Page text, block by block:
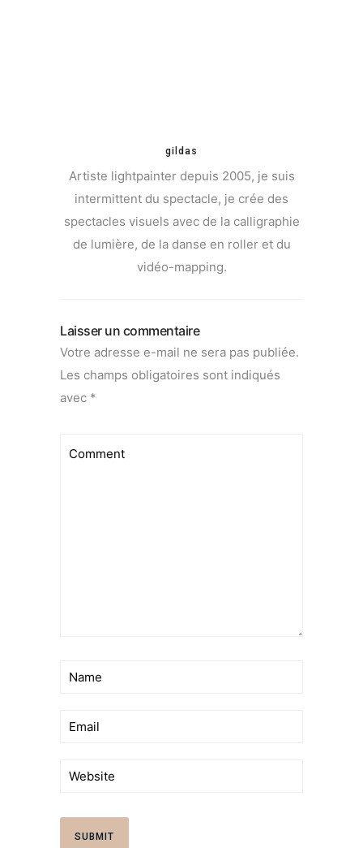
gildas
Artiste lightpainter depuis 2005, je suis
intermittent du spectacle, je crée des
spectacles visuels avec de la calligraphie
de lumière, de la danse en roller et du
vidéo-mapping.
Laisser un commentaire
Votre adresse e-mail ne sera pas publiée.
Les champs obligatoires sont indiqués
avec *